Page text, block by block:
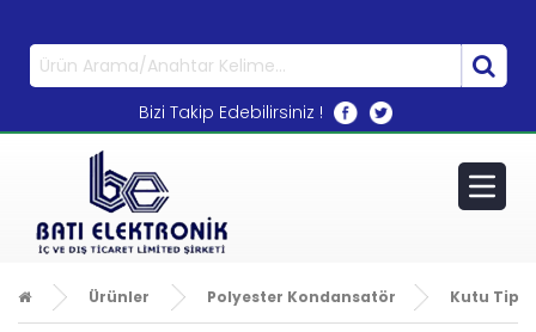
Bizi Takip Edebilirsiniz !
Ürünler Polyester Kondansatör Kutu Tipi